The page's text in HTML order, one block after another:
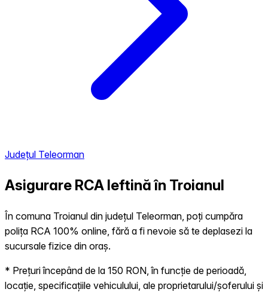
Județul Teleorman
Asigurare RCA Ieftină în Troianul
În comuna Troianul din județul Teleorman, poți cumpăra
polița RCA 100% online, fără a fi nevoie să te deplasezi la
sucursale fizice din oraș.
* Prețuri începând de la 150 RON, în funcție de perioadă,
locație, specificațiile vehiculului, ale proprietarului/șoferului și